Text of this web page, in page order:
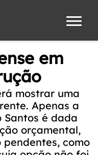
em
mostrar uma
Apenas a
é dada
orçamental,
como